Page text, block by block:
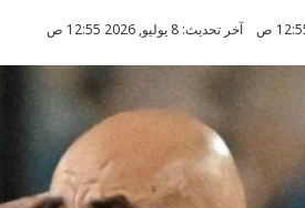
آخر تحديث: 8 يوليو, 2026 12:55 ص